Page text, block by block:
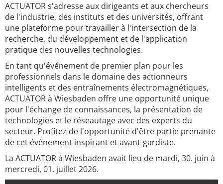
ACTUATOR s'adresse aux dirigeants et aux chercheurs
de l'industrie, des instituts et des universités, offrant
une plateforme pour travailler à l'intersection de la
recherche, du développement et de l'application
pratique des nouvelles technologies.
En tant qu'événement de premier plan pour les
professionnels dans le domaine des actionneurs
intelligents et des entraînements électromagnétiques,
ACTUATOR à Wiesbaden offre une opportunité unique
pour l'échange de connaissances, la présentation de
technologies et le réseautage avec des experts du
secteur. Profitez de l'opportunité d'être partie prenante
de cet événement inspirant et avant-gardiste.
La ACTUATOR à Wiesbaden avait lieu de mardi, 30. juin à
mercredi, 01. juillet 2026.